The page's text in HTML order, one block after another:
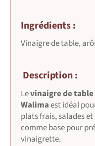
Ingrédients :
Vinaigre de table,
Description :
Levinaigre de
Walimaest idéal
plats frais, salades
comme base pour
vinaigrette.